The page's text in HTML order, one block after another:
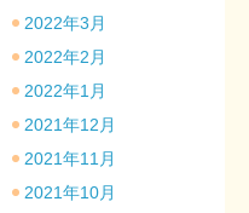
2022年3月
2022年2月
2022年1月
2021年12月
2021年11月
2021年10月